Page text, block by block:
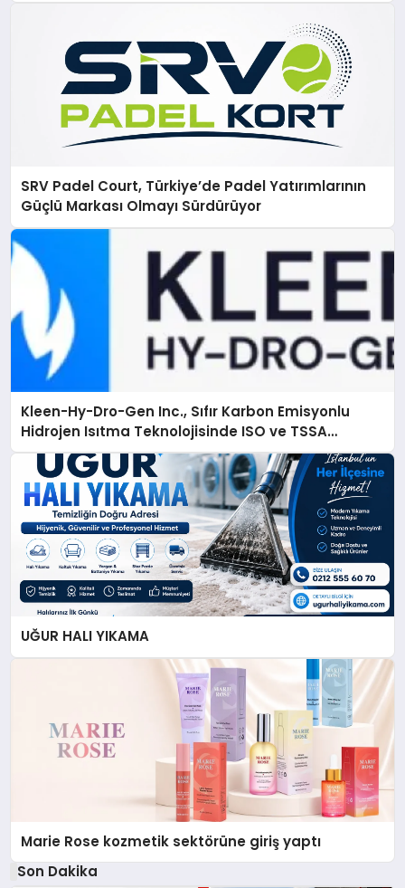
SRV Padel Court, Türkiye’de Padel Yatırımlarının
Güçlü Markası Olmayı Sürdürüyor
Kleen-Hy-Dro-Gen Inc., Sıfır Karbon Emisyonlu
Hidrojen Isıtma Teknolojisinde ISO ve TSSA
Düzenleyici Onaylarını Aldı
UĞUR HALI YIKAMA
Marie Rose kozmetik sektörüne giriş yaptı
Son Dakika